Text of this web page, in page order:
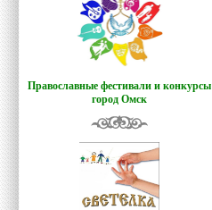
Православные фестивали и конкурсы
город Омск